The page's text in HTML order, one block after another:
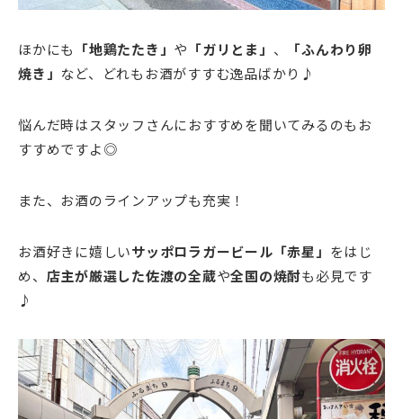
ほかにも 「地鶏たたき」 や 「ガリとま」 、
「ふんわり卵
焼き」 など、どれもお酒がすすむ逸品ばかり♪
悩んだ時はスタッフさんにおすすめを聞いてみるのもお
すすめですよ◎
また、お酒のラインアップも充実！
お酒好きに嬉しいサッポロラガービール「赤星」 をはじ
め、 店主が厳選した佐渡の全蔵や全国の焼酎も必見です
♪